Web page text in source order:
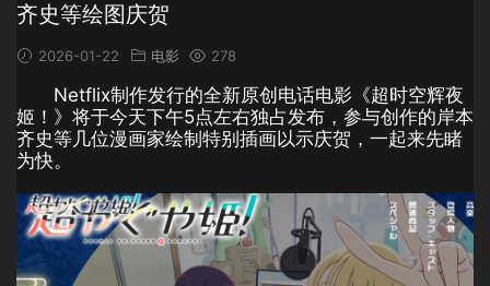
齐史等绘图庆贺
2026-01-22 电影 278
Netflix制作发行的全新原创电话电影《超时空辉夜
姬！》将于今天下午5点左右独占发布，参与创作的岸本
齐史等几位漫画家绘制特别插画以示庆贺，一起来先睹
为快。